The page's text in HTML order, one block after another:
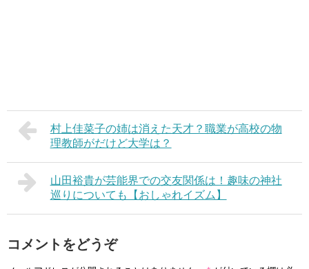
村上佳菜子の姉は消えた天才？職業が高校の物
理教師がだけど大学は？
山田裕貴が芸能界での交友関係は！趣味の神社
巡りについても【おしゃれイズム】
コメントをどうぞ